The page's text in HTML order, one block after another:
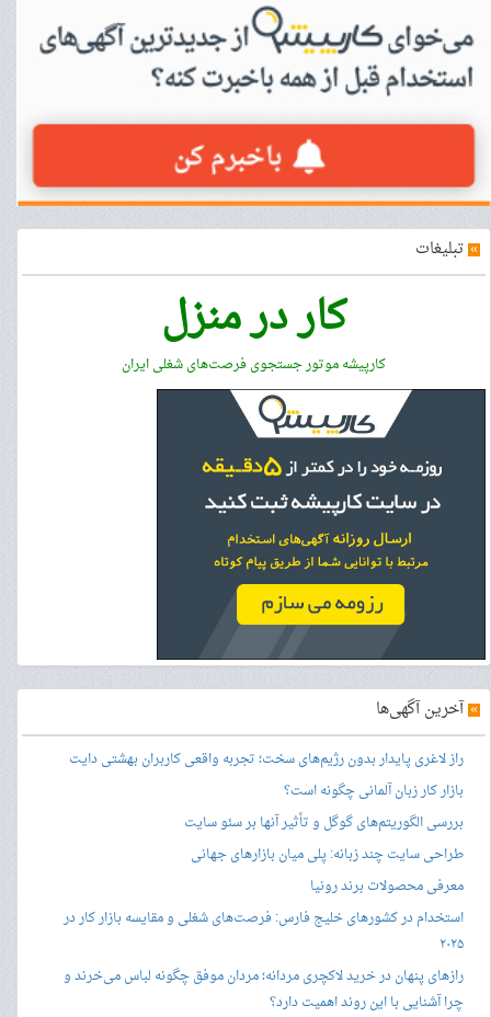
» تبلیغات
کار در منزل
کارپیشه موتور جستجوی فرصت‌های شغلی ایران
»آخرین آگهی‌ها
راز لاغری پایدار بدون رژیم‌های سخت؛ تجربه واقعی کاربران بهشتی دایت
بازار کار زبان آلمانی چگونه است؟
بررسی الگوریتم‌های گوگل و تأثیر آنها بر سئو سایت
طراحی سایت چند زبانه: پلی میان بازارهای جهانی
معرفی محصولات برند رونیا
استخدام در کشورهای خلیج فارس: فرصت‌های شغلی و مقایسه بازار کار در
۲۰۲۵
رازهای پنهان در خرید لاکچری مردانه؛ مردان موفق چگونه لباس می‌خرند و
چرا آشنایی با این روند اهمیت دارد؟